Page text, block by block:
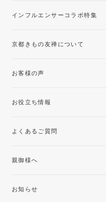
インフルエンサーコラボ特集
京都きもの友禅について
お客様の声
お役立ち情報
よくあるご質問
親御様へ
お知らせ